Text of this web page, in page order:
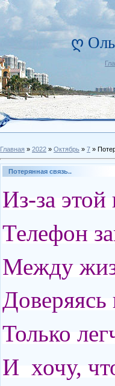
ღ
Главная » 2022 » Октябрь » 7 »
Потерянная связь..
Из-за этой
Телефон
Между
Доверяясь
Только
И хочу,